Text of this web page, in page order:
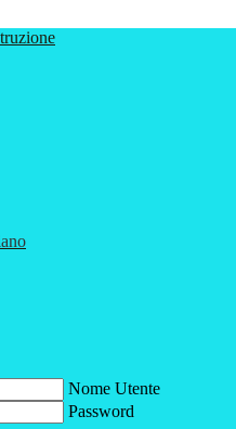
Nome Utente
Password